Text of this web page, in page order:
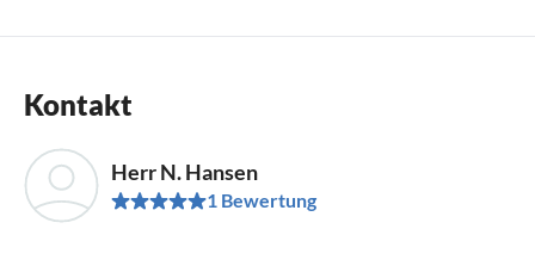
Kontakt
Herr N. Hansen
1 Bewertung